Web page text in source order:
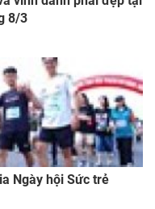
8/3
Ngày hội Sức trẻ